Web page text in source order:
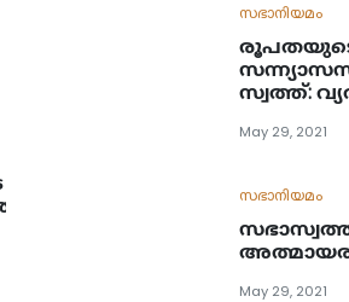
സഭാനിയമം
സ്വത്ത്:
May 29, 2021
സഭാനിയമം
May 29, 2021